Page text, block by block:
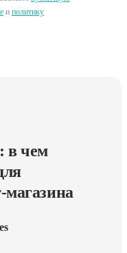
и политику
в чем
магазина